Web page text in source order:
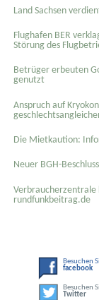
Land Sachsen
Flughafen BER
Störung des
Betrüger erbeuten
genutzt
Anspruch auf
Die Mietkaution:
Neuer BGH-
Verbraucherzentrale
rundfunkbeitrag.de
Besuchen
facebook
Besuchen
Twitter